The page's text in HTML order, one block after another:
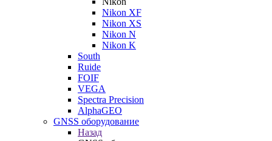
Nikon XF
Nikon XS
Nikon N
Nikon K
South
Ruide
FOIF
VEGA
Spectra Precision
AlphaGEO
GNSS оборудование
Назад